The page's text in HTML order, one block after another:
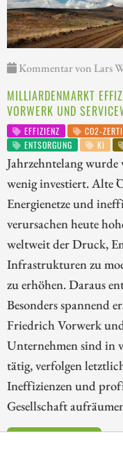
Kommentar von Lars
MILLIARDENMARKT
VORWERK UND
EFFIZIENZ CO2-
ENTSORGUNG
KI
Jahrzehntelang
wenig investiert. Alte
Energienetze und
verursachen heute
weltweit der Druck,
Infrastrukturen zu
zu erhöhen. Daraus
Besonders spannend
Friedrich Vorwerk
Unternehmen sind in
tätig, verfolgen
Ineffizienzen und
Gesellschaft